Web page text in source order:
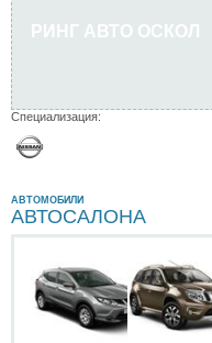
РИНГ АВТО ОСКОЛ
Специализация:
АВТОМОБИЛИ
АВТОСАЛОНА